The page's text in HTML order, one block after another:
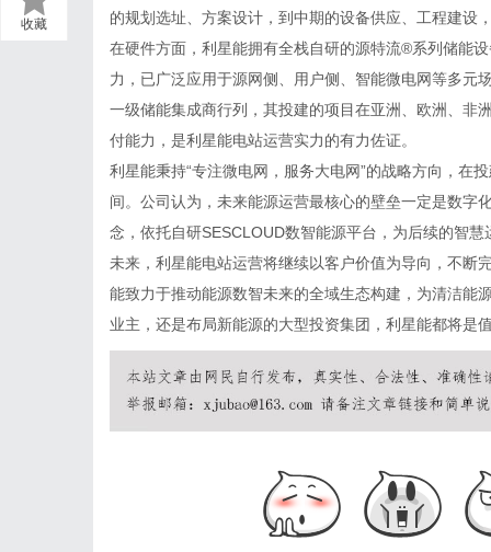
收藏
的规划选址、方案设计，到中期的设备供应、工程建设
在硬件方面，利星能拥有全栈自研的源特流®系列储能
力，已广泛应用于源网侧、用户侧、智能微电网等多元
一级储能集成商行列，其投建的项目在亚洲、欧洲、非
付能力，是利星能电站运营实力的有力佐证。
利星能秉持“专注微电网，服务大电网”的战略方向，在
间。公司认为，未来能源运营最核心的壁垒一定是数字
念，依托自研SESCLOUD数智能源平台，为后续的智慧
未来，利星能电站运营将继续以客户价值为导向，不断
能致力于推动能源数智未来的全域生态构建，为清洁能
业主，还是布局新能源的大型投资集团，利星能都将是